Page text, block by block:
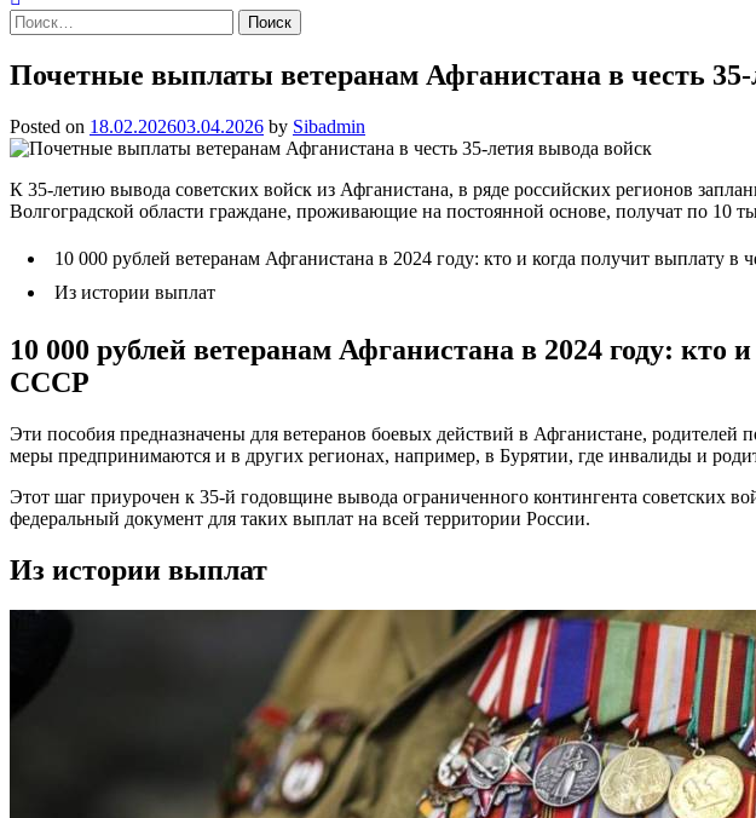
Найти:
Почетные выплаты ветеранам Афганистана в честь
Posted on 18.02.202603.04.2026 by Sibadmin
К 35-летию вывода советских войск из Афганистана, в ряде российских регионов
Волгоградской области граждане, проживающие на постоянной основе, получат по 10
10 000 рублей ветеранам Афганистана в 2024 году: кто и когда получит выплату
Из истории выплат
10 000 рублей ветеранам Афганистана в 2024 году:
СССР
Эти пособия предназначены для ветеранов боевых действий в Афганистане,
меры предпринимаются и в других регионах, например, в Бурятии, где инвалиды и
Этот шаг приурочен к 35-й годовщине вывода ограниченного контингента советских
федеральный документ для таких выплат на всей территории России.
Из истории выплат